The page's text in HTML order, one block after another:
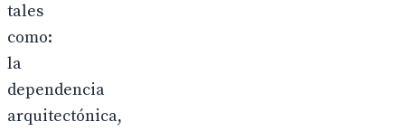
tales
como:
la
dependencia
arquitectónica,